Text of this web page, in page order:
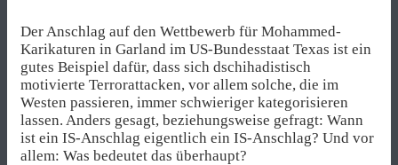
Der Anschlag auf den Wettbewerb für Mohammed-
Karikaturen in Garland im US-Bundesstaat Texas ist ein
gutes Beispiel dafür, dass sich dschihadistisch
motivierte Terrorattacken, vor allem solche, die im
Westen passieren, immer schwieriger kategorisieren
lassen. Anders gesagt, beziehungsweise gefragt: Wann
ist ein IS-Anschlag eigentlich ein IS-Anschlag? Und vor
allem: Was bedeutet das überhaupt?